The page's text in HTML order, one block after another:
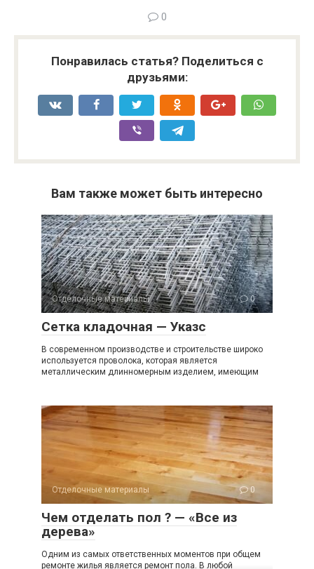
0
Понравилась статья? Поделиться с
друзьями:
Вам также может быть интересно
Отделочные материалы 0
Сетка кладочная — Указс
В современном производстве и строительстве широко
используется проволока, которая является
металлическим длинномерным изделием, имеющим
Отделочные материалы 0
Чем отделать пол ? — «Все из
дерева»
Одним из самых ответственных моментов при общем
ремонте жилья является ремонт пола. В любой